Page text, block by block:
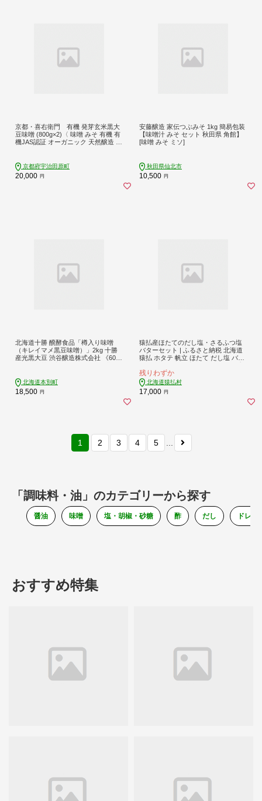
京都・喜右衛門 有機 発芽玄米黒大
豆味噌 (800g×2)〈 味噌 みそ 有機 有
機JAS認証 オーガニック 天然醸造 手
京都府宇治田原町
20,000 円
安藤醸造 家伝つぶみそ 1kg 簡易包装
【味噌汁 みそ セット 秋田県 角館】
[味噌 みそ ミソ]
秋田県仙北市
10,500 円
北海道十勝 醗酵食品「樽入り味噌
（キレイマメ黒豆味噌）」2kg 十勝
産光黒大豆 渋谷醸造株式会社 《60日
北海道本別町
18,500 円
猿払産ほたてのだし塩・さるふつ塩
バターセット | ふるさと納税 北海道
猿払 ホタテ 帆立 ほたて だし塩 バタ
マイページ 小松水産株式会社 猿払村
【03037】
残りわずか
北海道猿払村
17,000 円
1 2 3 4 5
「調味料・油」のカテゴリーから探す
醤油 味噌 塩・胡椒・砂糖 酢 だし ドレッ
おすすめ特集